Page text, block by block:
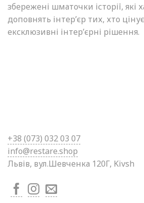
збережені шматочки історії, які
доповнять інтер’єр тих, хто
ексклюзивні інтер’єрні рішення.
+38 (073) 032 03 07
info@restare.shop
Львів, вул.Шевченка 120Г, Kivsh